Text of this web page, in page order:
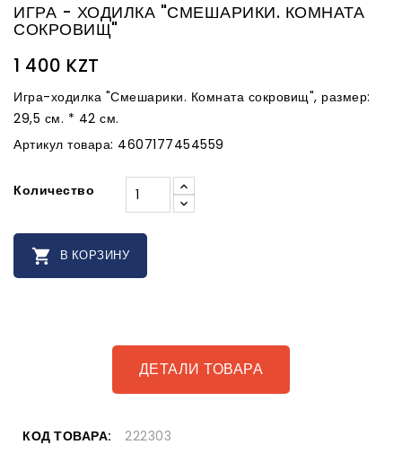
ИГРА - ХОДИЛКА "СМЕШАРИКИ. КОМНАТА
СОКРОВИЩ"
1 400 KZT
Игра-ходилка "Смешарики. Комната сокровищ", размер:
29,5 см. * 42 см.
Артикул товара: 4607177454559
Количество
 В КОРЗИНУ
ДЕТАЛИ ТОВАРА
КОД ТОВАРА: 222303